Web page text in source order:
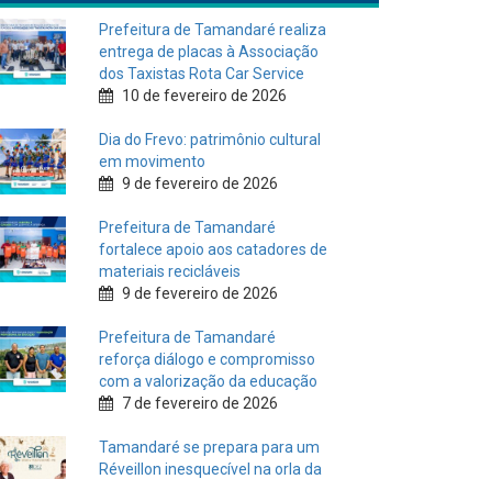
Prefeitura de Tamandaré realiza
entrega de placas à Associação
dos Taxistas Rota Car Service
10 de fevereiro de 2026
Dia do Frevo: patrimônio cultural
em movimento
9 de fevereiro de 2026
Prefeitura de Tamandaré
fortalece apoio aos catadores de
materiais recicláveis
9 de fevereiro de 2026
Prefeitura de Tamandaré
reforça diálogo e compromisso
com a valorização da educação
7 de fevereiro de 2026
Tamandaré se prepara para um
Réveillon inesquecível na orla da